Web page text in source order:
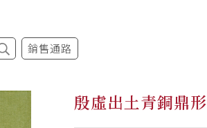
銷售通路
殷虛出土青銅鼎